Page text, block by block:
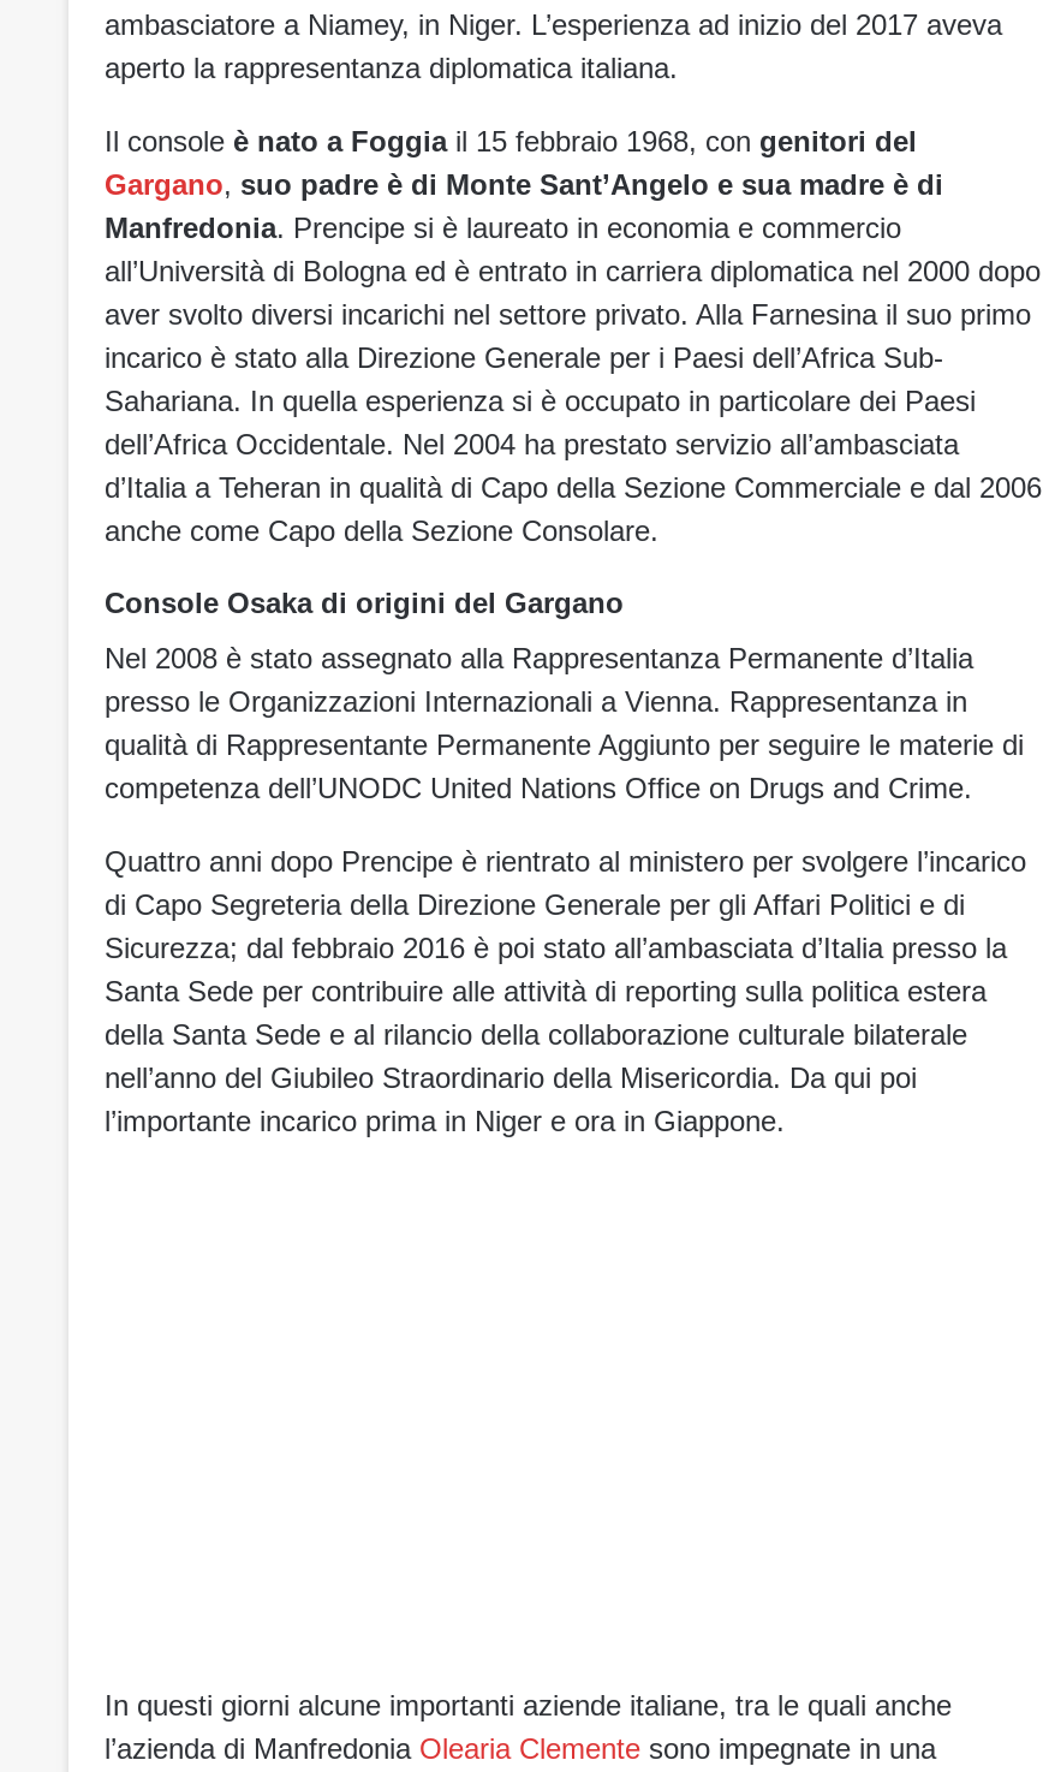
ambasciatore a Niamey, in Niger. L’esperienza ad inizio del 2017 aveva
aperto la rappresentanza diplomatica italiana.
Il console è nato a Foggiail 15 febbraio 1968, con genitori del
Gargano, suo padre è di Monte Sant’Angelo e sua madre è di
Manfredonia. Prencipe si è laureato in economia e commercio
all’Università di Bologna ed è entrato in carriera diplomatica nel 2000 dopo
aver svolto diversi incarichi nel settore privato. Alla Farnesina il suo primo
incarico è stato alla Direzione Generale per i Paesi dell’Africa Sub-
Sahariana. In quella esperienza si è occupato in particolare dei Paesi
dell’Africa Occidentale. Nel 2004 ha prestato servizio all’ambasciata
d’Italia a Teheran in qualità di Capo della Sezione Commerciale e dal 2006
anche come Capo della Sezione Consolare.
Console Osaka di origini del Gargano
Nel 2008 è stato assegnato alla Rappresentanza Permanente d’Italia
presso le Organizzazioni Internazionali a Vienna. Rappresentanza in
qualità di Rappresentante Permanente Aggiunto per seguire le materie di
competenza dell’UNODC United Nations Office on Drugs and Crime.
Quattro anni dopo Prencipe è rientrato al ministero per svolgere l’incarico
di Capo Segreteria della Direzione Generale per gli Affari Politici e di
Sicurezza; dal febbraio 2016 è poi stato all’ambasciata d’Italia presso la
Santa Sede per contribuire alle attività di reporting sulla politica estera
della Santa Sede e al rilancio della collaborazione culturale bilaterale
nell’anno del Giubileo Straordinario della Misericordia. Da qui poi
l’importante incarico prima in Niger e ora in Giappone.
In questi giorni alcune importanti aziende italiane, tra le quali anche
l’azienda di Manfredonia Olearia Clemente sono impegnate in una